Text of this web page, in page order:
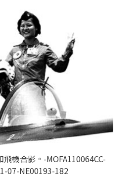
機合影。-MOFA110064CC-
07-NE00193-182